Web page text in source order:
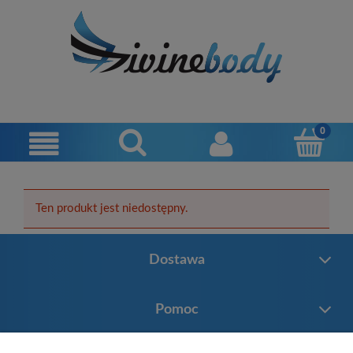
Ten produkt jest niedostępny.
Dostawa
Pomoc